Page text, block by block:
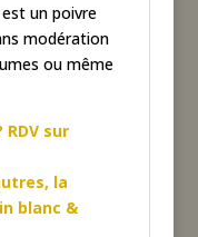
un poivre
modération
ou même
sur
la
blanc &